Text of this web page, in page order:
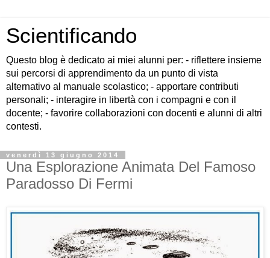
Scientificando
Questo blog è dedicato ai miei alunni per: - riflettere insieme
sui percorsi di apprendimento da un punto di vista
alternativo al manuale scolastico; - apportare contributi
personali; - interagire in libertà con i compagni e con il
docente; - favorire collaborazioni con docenti e alunni di altri
contesti.
venerdì 13 giugno 2014
Una Esplorazione Animata Del Famoso
Paradosso Di Fermi